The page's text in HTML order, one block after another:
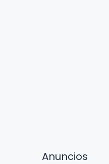
Anuncios